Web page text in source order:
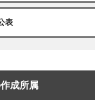
表
成所属